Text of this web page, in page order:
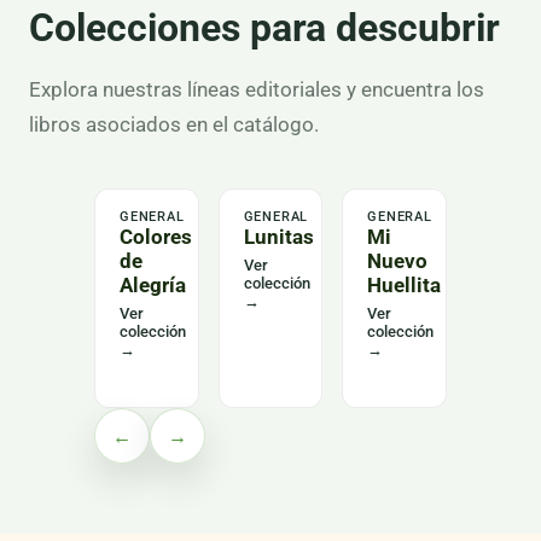
Colecciones para descubrir
Explora nuestras líneas editoriales y encuentra los
libros asociados en el catálogo.
GENERAL
Colores
de
Alegría
Ver
colección
→
GENERAL
Lunitas
Ver
colección
→
GENERAL
Mi
Nuevo
Huellita
Ver
colección
→
← →